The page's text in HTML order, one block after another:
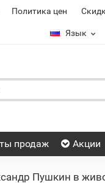
Политика цен
Язык
продаж Акции
Пушкин в